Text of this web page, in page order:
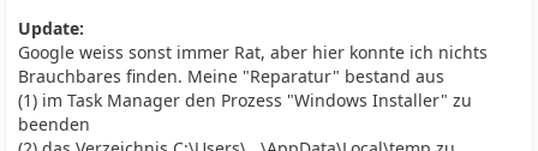
Update:
Google weiss sonst immer Rat, aber hier konnte ich nichts
Brauchbares finden. Meine "Reparatur" bestand aus
(1) im Task Manager den Prozess "Windows Installer" zu
beenden